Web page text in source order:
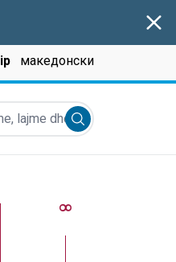
македонски
dhe më shumë...
Submit search
8